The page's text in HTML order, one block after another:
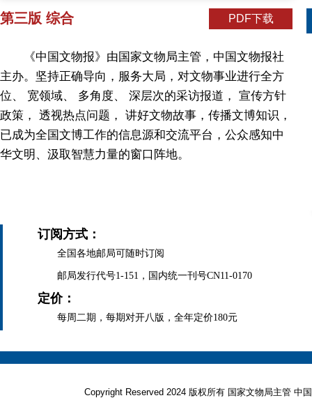
第三版 综合 PDF下载
《中国文物报》由国家文物局主管，中国文物报社
主办。坚持正确导向，服务大局，对文物事业进行全方
位、 宽领域、 多角度、 深层次的采访报道， 宣传方针
政策， 透视热点问题， 讲好文物故事，传播文博知识，
已成为全国文博工作的信息源和交流平台，公众感知中
华文明、汲取智慧力量的窗口阵地。
订阅方式：
全国各地邮局可随时订阅
邮局发行代号1-151，国内统一刊号CN11-0170
定价：
每周二期，每期对开八版，全年定价180元
Copyright Reserved 2024 版权所有 国家文物局主管